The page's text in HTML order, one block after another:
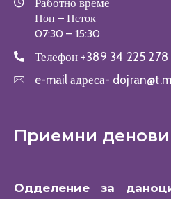
Работно време
Пон – Петок
07:30 – 15:30
Телефон +389 34 225 278
e-mail адреса-
Приемни денови
Одделение за